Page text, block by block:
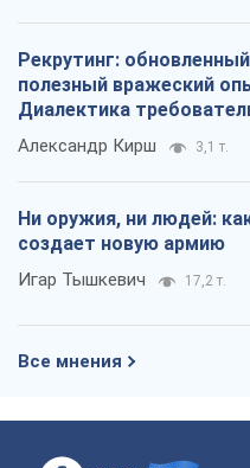
Рекрутинг:
полезный вражеский
Диалектика
Александр Кирш 3,1 т.
Ни оружия, ни людей:
создает новую армию
Игар Тышкевич 17,2 т.
Все мнения